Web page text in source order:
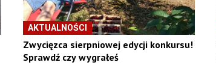
AKTUALNOŚCI
Zwycięzca sierpniowej edycji konkursu!
Sprawdź czy wygrałeś